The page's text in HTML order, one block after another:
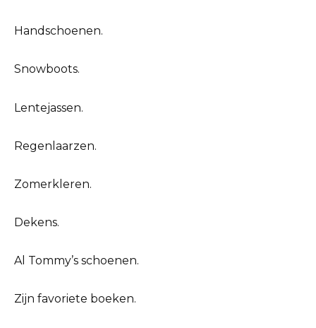
Handschoenen.
Snowboots.
Lentejassen.
Regenlaarzen.
Zomerkleren.
Dekens.
Al Tommy’s schoenen.
Zijn favoriete boeken.